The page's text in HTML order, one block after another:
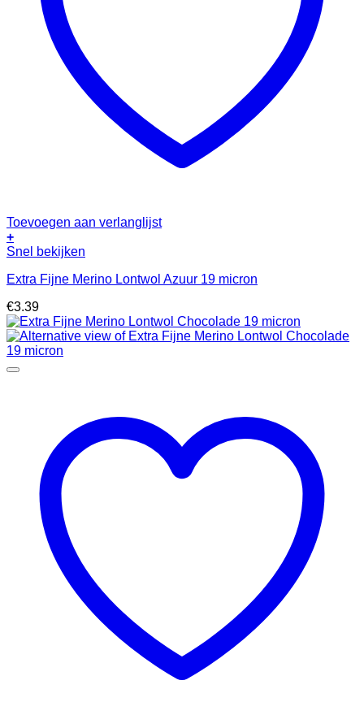
Toevoegen aan verlanglijst
+
Snel bekijken
Extra Fijne Merino Lontwol Azuur 19 micron
€3.39